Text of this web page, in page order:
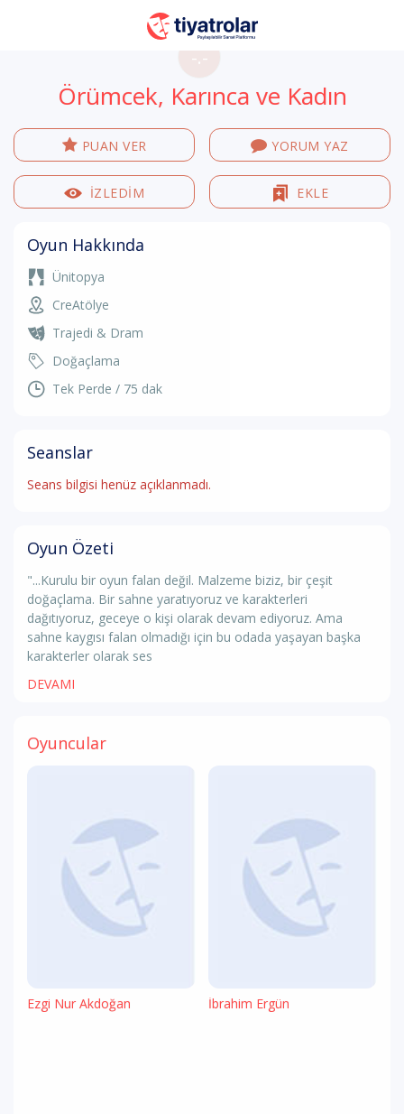
-.-
Örümcek, Karınca ve Kadın
PUAN VER YORUM YAZ
İZLEDİM EKLE
Oyun Hakkında
Ünitopya
CreAtölye
Trajedi & Dram
Doğaçlama
Tek Perde / 75 dak
Seanslar
Seans bilgisi henüz açıklanmadı.
Oyun Özeti
"...Kurulu bir oyun falan değil. Malzeme biziz, bir çeşit
doğaçlama. Bir sahne yaratıyoruz ve karakterleri
dağıtıyoruz, geceye o kişi olarak devam ediyoruz. Ama
sahne kaygısı falan olmadığı için bu odada yaşayan başka
karakterler olarak ses
DEVAMI
Oyuncular
Ezgi Nur Akdoğan İbrahim Ergün